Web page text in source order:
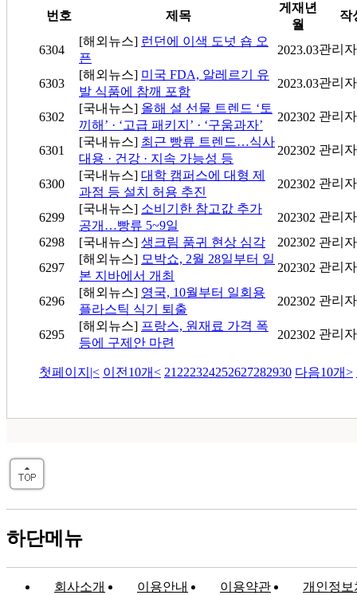
번호
제목
게재년
월
작
6304
[해외뉴스] 런던에 이색 도넛 숍 오
픈
2023.03관리자
6303
[해외뉴스] 미국 FDA, 알레르기 유
발 식품에 참깨 포함
2023.03관리자
6302
[국내뉴스] 올해 설 선물 트렌드 ‘토
끼해’ · ‘고급 패키지’ · ‘구움과자’
202302 관리자
6301
[국내뉴스] 최근 빵류 트렌드…식사
대용 · 건강 · 지속 가능성 등
202302 관리자
6300
[국내뉴스] 대학 캠퍼스에 대형 제
과점 등 설치 허용 추진
202302 관리자
6299
[국내뉴스] 소비기한 참고값 추가
공개…빵류 5~9일
202302 관리자
6298
[국내뉴스] 생크림 품귀 현상 심각 202302 관리자
6297
[해외뉴스] 모박쇼, 2월 28일부터 일
본 지바에서 개최
202302 관리자
6296
[해외뉴스] 영국, 10월부터 일회용
플라스틱 식기 퇴출
202302 관리자
6295
[해외뉴스] 프랑스, 원재료 가격 폭
등에 구제안 마련
202302 관리자
첫페이지 |< 이전10개< 21 222324252627282930 다음10개>
하단메뉴
회사소개 이용안내 이용약관 개인정보